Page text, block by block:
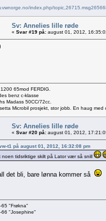
index.php/
Sv: Annelies lille røde
« Svar #19 på: august 01, 2012,
65mod FERDIG.
benz c-klasse
Madass 50CC/72cc.
Microbil prosjekt, stor jobb. En haug med
Sv: Annelies lille røde
« Svar #20 på: august 01, 2012,
t1 på august 01, 2012, 16:32:08 pm
noen tidsriktige skilt på Lator vær så snill
det bli, bare lønna kommer så
65 "Frøkna"
66 "Josephine"